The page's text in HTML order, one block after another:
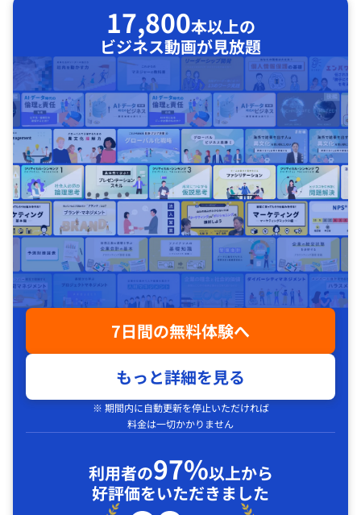
17,800本以上の
ビジネス動画が見放題
7日間の無料体験へ
もっと詳細を見る
※ 期間内に自動更新を停止いただければ
料金は一切かかりません
利用者の97%以上から
好評価をいただきました